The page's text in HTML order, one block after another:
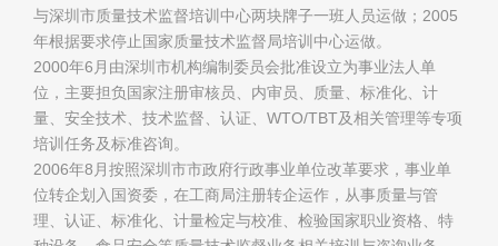
与深圳市质量技术监督培训中心两块牌子一班人员运做；2005
年根据要求停止国家质量技术监督局培训中心运做。
2000年6月由深圳市机构编制委员会批准设立为事业法人单
位，主要担负国家注册审核员、内审员、质量、标准化、计
量、安全技术、技术监督、认证、WTO/TBT及相关管理等专项
培训任务及标准咨询。
2006年8月按照深圳市市政府行政事业单位改革要求，事业单
位转企划入国资委，在工商局注册转企运作，从事质量与管
理、认证、标准化、计量检定与校准、检验国家职业资格、特